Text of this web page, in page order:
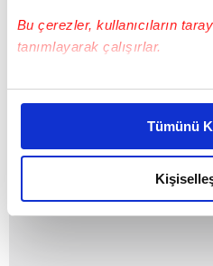
Bu çerezler, kullanıcıların
tanımlayarak çalışırlar.
Bu çerezlere izin vermeniz
daha iyi reklam deneyimi
amacımızın size daha iyi bir
olduğunu ve sizlere en iyi
elimizden gelen çabayı
reklamların maliyetlerimizi
Tümünü
Belhanda'nın sahalara
beklenecek.